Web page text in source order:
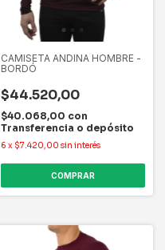
CAMISETA ANDINA HOMBRE -
BORDÓ
$44.520,00
$40.068,00 con
Transferencia o depósito
6 x $7.420,00 sin interés
COMPRAR